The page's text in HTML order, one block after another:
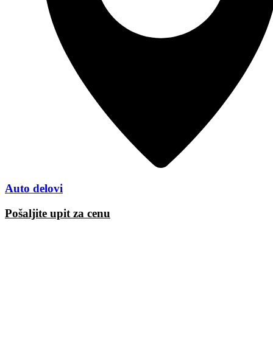
Auto delovi
Pošaljite upit za cenu